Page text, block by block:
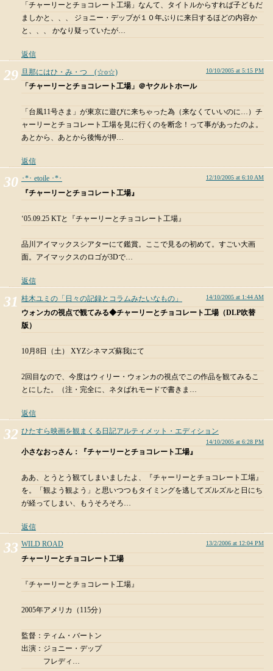
「チャーリーとチョコレート工場」なんて、タイトルからすれば子どもだ
ましかと、、、 ジョニー・デップが１０年ぶりに来日するほどの内容か
と、、、 かなり疑っていたが…
返信
旦那にはひ・み・つ (☆o☆) 10/10/2005 at 5:15 PM
「チャーリーとチョコレート工場」＠ヤクルトホール
「台風11号さま」が東京に遊びに来ちゃった為（来なくていいのに…）チ
ャーリーとチョコレート工場を見に行くのを断念！って事があったのよ。
あとから、あとから後悔が押…
返信
･*･ etoile ･*･
12/10/2005 at 6:10 AM
『チャーリーとチョコレート工場』
‘05.09.25 KTと『チャーリーとチョコレート工場』
品川アイマックスシアターにて鑑賞。ここで見るの初めて。すごい大画
面。アイマックスのロゴが3Dで…
返信
桂木ユミの「日々の記録とコラムみたいなもの」 14/10/2005 at 1:44 AM
ウォンカの視点で観てみる◆チャーリーとチョコレート工場（DLP吹替
版）
10月8日（土） XYZシネマズ蘇我にて
2回目なので、今度はウィリー・ウォンカの視点でこの作品を観てみるこ
とにした。（注・完全に、ネタばれモードで書きま…
返信
ひたすら映画を観まくる日記アルティメット・エディション
14/10/2005 at 6:28 PM
小さなおっさん：『チャーリーとチョコレート工場』
ああ、とうとう観てしまいましたよ、『チャーリーとチョコレート工場』
を。「観よう観よう」と思いつつもタイミングを逃してズルズルと日にち
が経ってしまい、もうそろそろ…
返信
WILD ROAD
13/2/2006 at 12:04 PM
チャーリーとチョコレート工場
『チャーリーとチョコレート工場』
2005年アメリカ（115分）
監督：ティム・バートン
出演：ジョニー・デップ
フレディ…